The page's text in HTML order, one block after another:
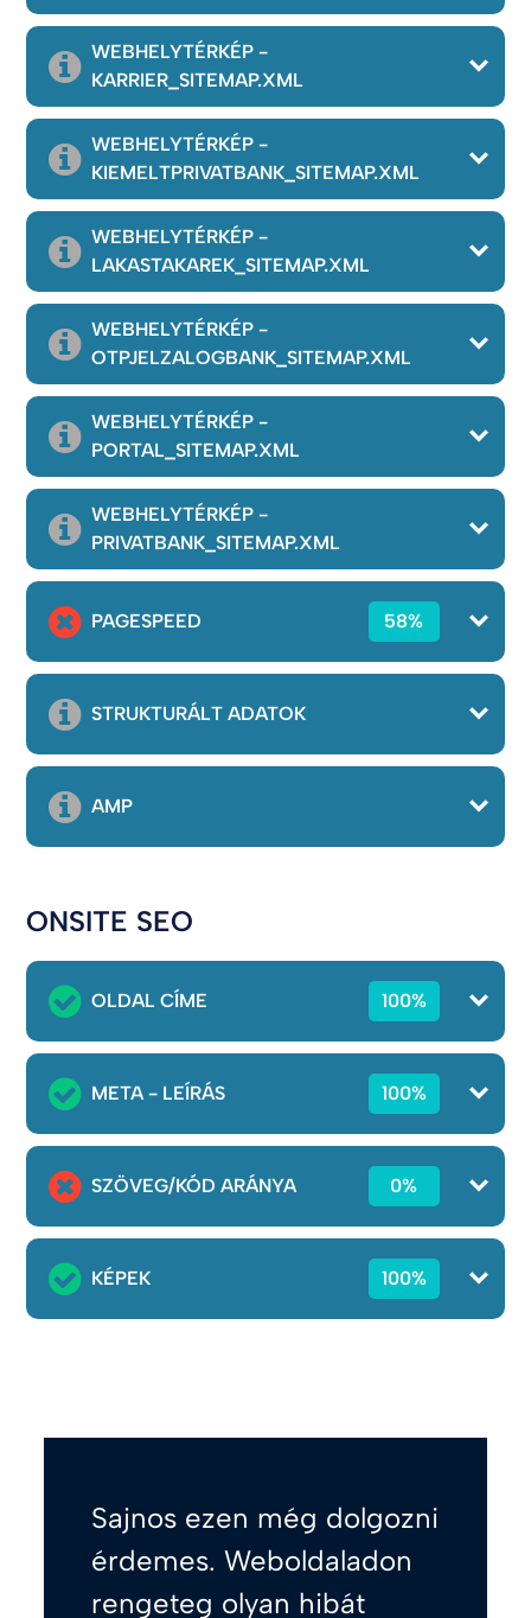
WEBHELYTÉRKÉP -
KARRIER_SITEMAP.XML
WEBHELYTÉRKÉP -
KIEMELTPRIVATBANK_SITEMAP.XML
WEBHELYTÉRKÉP -
LAKASTAKAREK_SITEMAP.XML
WEBHELYTÉRKÉP -
OTPJELZALOGBANK_SITEMAP.XML
WEBHELYTÉRKÉP -
PORTAL_SITEMAP.XML
WEBHELYTÉRKÉP -
PRIVATBANK_SITEMAP.XML
PAGESPEED 58%
STRUKTURÁLT ADATOK
AMP
ONSITE SEO
OLDAL CÍME 100%
META - LEÍRÁS 100%
SZÖVEG/KÓD ARÁNYA 0%
KÉPEK 100%
Sajnos ezen még dolgozni
érdemes. Weboldaladon
rengeteg olyan hibát